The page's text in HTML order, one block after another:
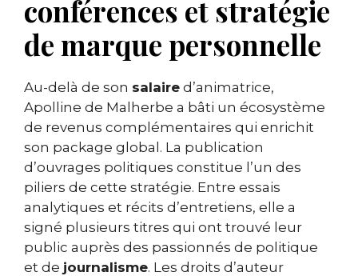
conférences et stratégie
de marque personnelle
Au-delà de son salaire d’animatrice,
Apolline de Malherbe a bâti un écosystème
de revenus complémentaires qui enrichit
son package global. La publication
d’ouvrages politiques constitue l’un des
piliers de cette stratégie. Entre essais
analytiques et récits d’entretiens, elle a
signé plusieurs titres qui ont trouvé leur
public auprès des passionnés de politique
et de journalisme. Les droits d’auteur